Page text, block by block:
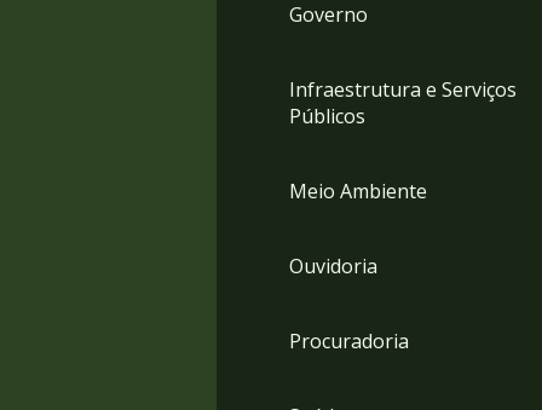
Governo
Infraestrutura e Serviços
Públicos
Meio Ambiente
Ouvidoria
Procuradoria